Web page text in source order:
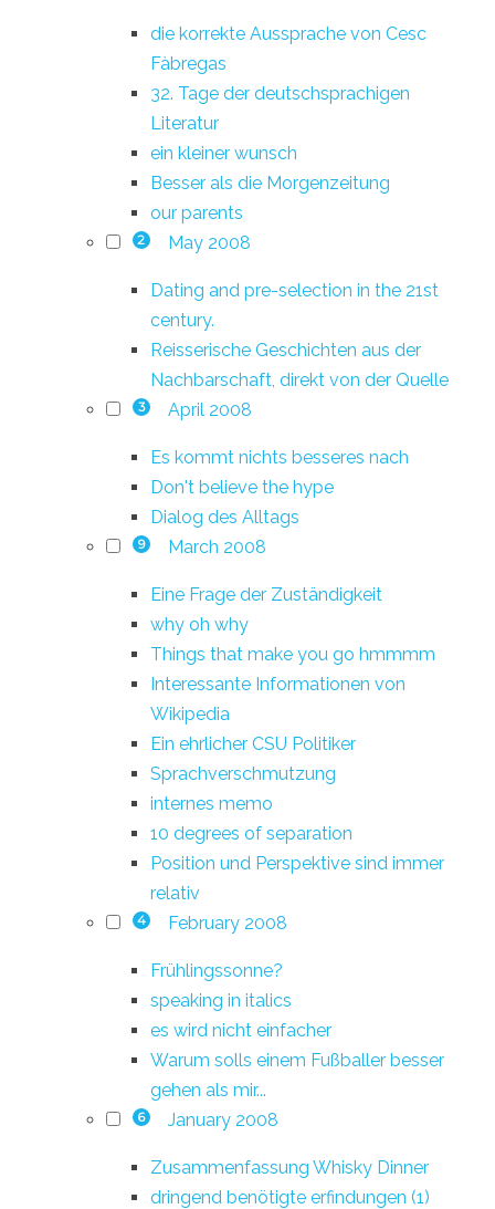
die korrekte Aussprache von Cesc
Fàbregas
32. Tage der deutschsprachigen
Literatur
ein kleiner wunsch
Besser als die Morgenzeitung
our parents
2 May 2008
Dating and pre-selection in the 21st
century.
Reisserische Geschichten aus der
Nachbarschaft, direkt von der Quelle
3 April 2008
Es kommt nichts besseres nach
Don't believe the hype
Dialog des Alltags
9 March 2008
Eine Frage der Zuständigkeit
why oh why
Things that make you go hmmmm
Interessante Informationen von
Wikipedia
Ein ehrlicher CSU Politiker
Sprachverschmutzung
internes memo
10 degrees of separation
Position und Perspektive sind immer
relativ
4 February 2008
Frühlingssonne?
speaking in italics
es wird nicht einfacher
Warum solls einem Fußballer besser
gehen als mir...
6 January 2008
Zusammenfassung Whisky Dinner
dringend benötigte erfindungen (1)